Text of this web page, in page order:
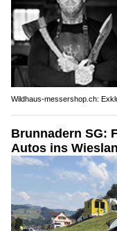
Wildhaus-messershop.ch:
Brunnadern SG:
Autos ins